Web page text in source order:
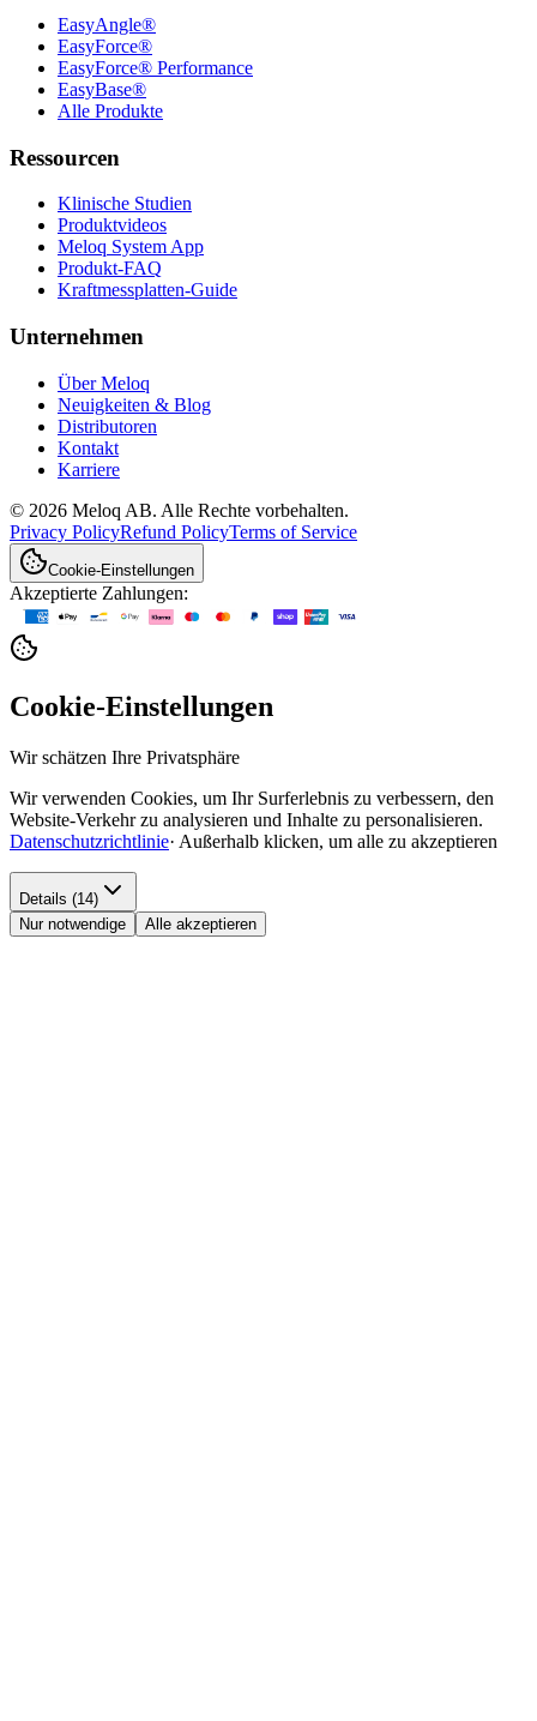
EasyAngle®
EasyForce®
EasyForce® Performance
EasyBase®
Alle Produkte
Ressourcen
Klinische Studien
Produktvideos
Meloq System App
Produkt-FAQ
Kraftmessplatten-Guide
Unternehmen
Über Meloq
Neuigkeiten & Blog
Distributoren
Kontakt
Karriere
© 2026 Meloq AB. Alle Rechte vorbehalten.
Privacy PolicyRefund PolicyTerms of Service
Cookie-Einstellungen
Akzeptierte Zahlungen:
Cookie-Einstellungen
Wir schätzen Ihre Privatsphäre
Wir verwenden Cookies, um Ihr Surferlebnis zu verbessern, den
Website-Verkehr zu analysieren und Inhalte zu personalisieren.
Datenschutzrichtlinie· Außerhalb klicken, um alle zu akzeptieren
Details (14)
Nur notwendige
Alle akzeptieren